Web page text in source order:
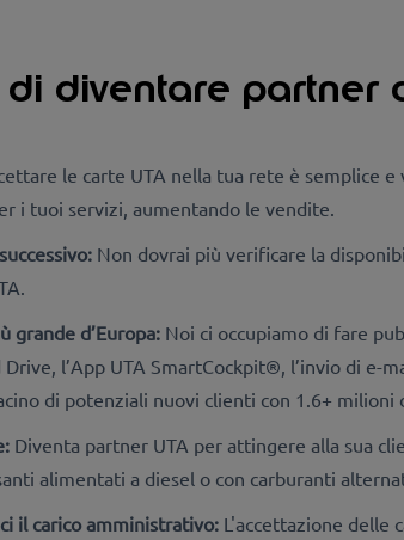
diventare partner
le carte UTA nella tua rete è semplice
i tuoi servizi, aumentando le vendite.
Non dovrai più verificare la
grande d’Europa: Noi ci occupiamo di fare
Drive, l’App UTA SmartCockpit®, l’invio di
di potenziali nuovi clienti con 1.6+ milioni
Diventa partner UTA per attingere alla sua
alimentati a diesel o con carburanti
il carico amministrativo: L'accettazione delle